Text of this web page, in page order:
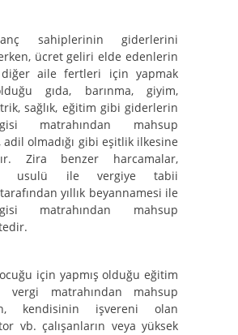
sahiplerinin giderlerini
ücret geliri elde edenlerin
aile fertleri için yapmak
gıda, barınma, giyim,
sağlık, eğitim gibi giderlerin
matrahından mahsup
olmadığı gibi eşitlik ilkesine
Zira benzer harcamalar,
usulü ile vergiye tabii
yıllık beyannamesi ile
matrahından mahsup
için yapmış olduğu eğitim
vergi matrahından mahsup
kendisinin işvereni olan
vb. çalışanların veya yüksek